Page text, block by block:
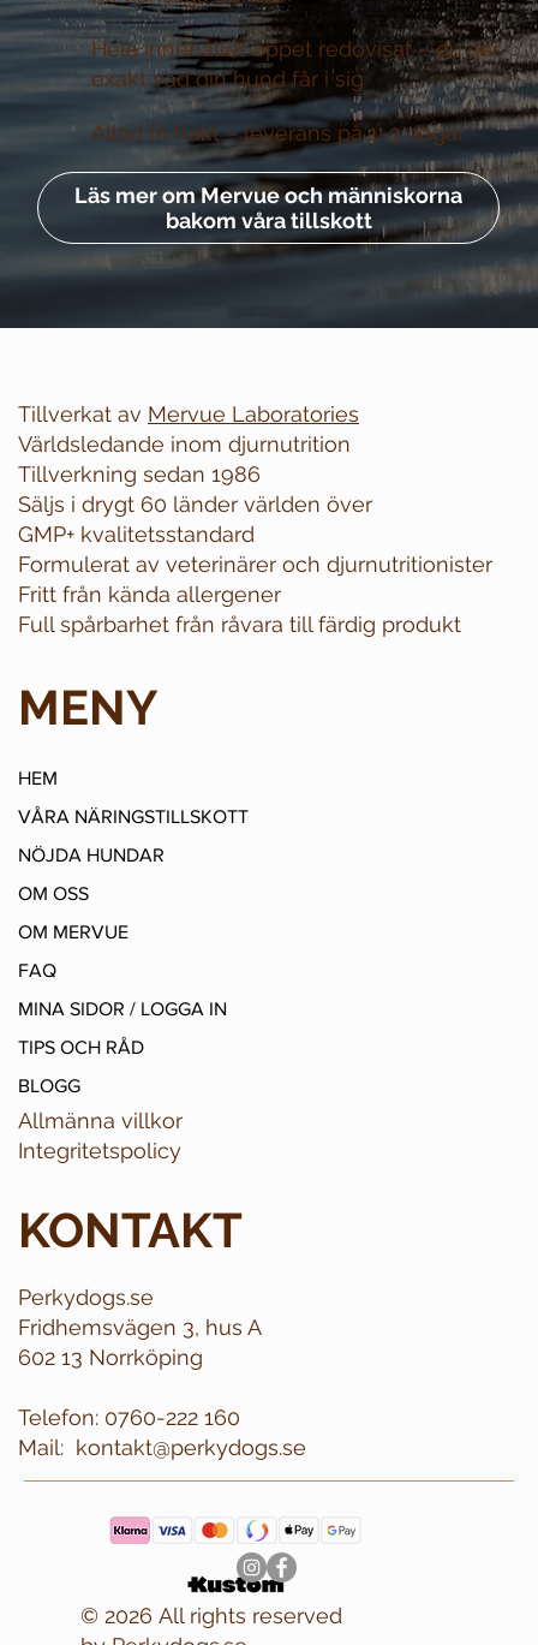
Läs mer om Mervue och människorna
bakom våra tillskott
Hela innehållet öppet redovisat –du ser
exakt vad din hund får i sig
Alltid fri frakt –leverans på 1–3 dagar
Tillverkat av Mervue Laboratories
Världsledande inom djurnutrition
Tillverkning sedan 1986
Säljs i drygt 60 länder världen över
GMP+ kvalitetsstandard
Formulerat av veterinärer och djurnutritionister
Fritt från kända allergener
Full spårbarhet från råvara till färdig produkt
MENY
HEM
VÅRA NÄRINGSTILLSKOTT
NÖJDA HUNDAR
OM OSS
OM MERVUE
FAQ
MINA SIDOR / LOGGA IN
TIPS OCH RÅD
BLOGG
Allmänna villkor
Integritetspolicy
KONTAKT
Perkydogs.se
Fridhemsvägen 3, hus A
602 13 Norrköping
Telefon: 0760-222 160
kontakt@perkydogs.se
Mail:
© 2026 All rights reserved